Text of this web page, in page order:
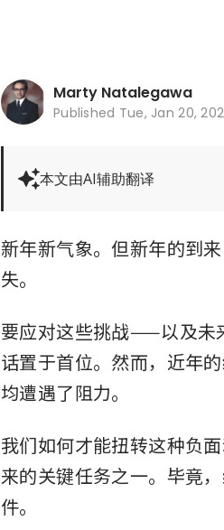
Marty Natalegawa
Published Tue, Jan 20,
本文由AI辅助翻译
新年新气象。但新年的到
失。
要应对这些挑战——以及未
话置于首位。然而，近年
均遭遇了阻力。
我们如何才能扭转这种负
来的关键任务之一。毕竟
件。